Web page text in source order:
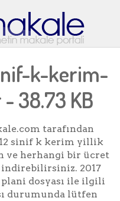
k-kerim-
38.73 KB
tarafından
12 sinif k kerim yillik
ve herhangi bir ücret
indirebilirsiniz. 2017
dosyası ile ilgili
durumunda lütfen